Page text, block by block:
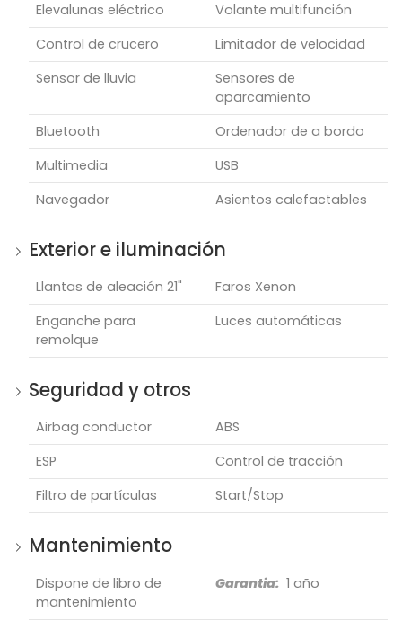
Elevalunas eléctrico
Volante multifunción
Control de crucero
Limitador de velocidad
Sensor de lluvia
Sensores de
aparcamiento
Bluetooth
Ordenador de a bordo
Multimedia
USB
Navegador
Asientos calefactables
Exterior e iluminación
Llantas de aleación 21"
Faros Xenon
Enganche para
remolque
Luces automáticas
Seguridad y otros
Airbag conductor
ABS
ESP
Control de tracción
Filtro de partículas
Start/Stop
Mantenimiento
Dispone de libro de
mantenimiento
Garantia: 1 año